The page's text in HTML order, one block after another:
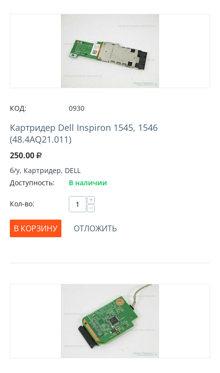
КОД: 0930
Картридер Dell Inspiron 1545, 1546
(48.4AQ21.011)
250.00 Р
б/у, Картридер, DELL
Доступность:
В наличии
Кол-во: +
−
В КОРЗИНУ
ОТЛОЖИТЬ